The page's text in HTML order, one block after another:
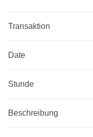
Transaktion
Date
Stunde
Beschreibung